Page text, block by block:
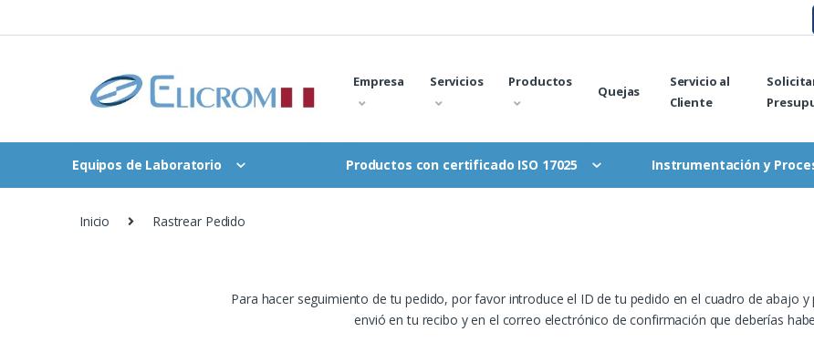
al
Empresa Servicios Productos
Quejas
Servicio al
Cliente
Equipos de Laboratorio Productos con certificado ISO 17025 Instrumentación y
Inicio Rastrear Pedido
Rastrear Pedido
Para hacer seguimiento de tu pedido, por favor introduce el ID de tu pedido en el cuadro de abajo y
envió en tu recibo y en el correo electrónico de confirmación que deberías